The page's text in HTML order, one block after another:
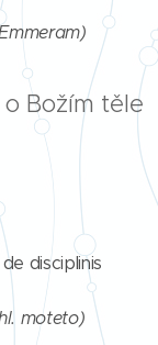
Božím těle
disciplinis
moteto)